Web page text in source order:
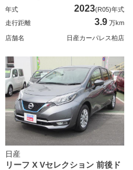
年式
2023(R05)年式
走行距離
3.9 万km
店舗名 日産カーパレス柏店
日産
リーフ X Vセレクション 前後ド